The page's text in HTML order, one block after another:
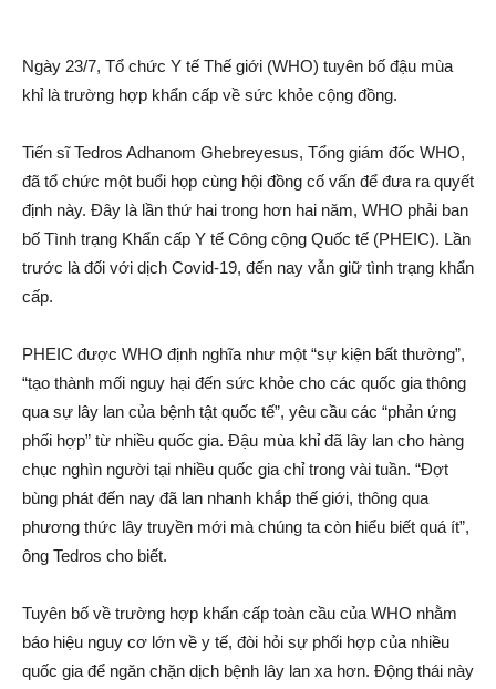
Ngày 23/7, Tổ chức Y tế Thế giới (WHO) tuyên bố đậu mùa
khỉ là trường hợp khẩn cấp về sức khỏe cộng đồng.
Tiến sĩ Tedros Adhanom Ghebreyesus, Tổng giám đốc WHO,
đã tổ chức một buổi họp cùng hội đồng cố vấn để đưa ra quyết
định này. Đây là lần thứ hai trong hơn hai năm, WHO phải ban
bố Tình trạng Khẩn cấp Y tế Công cộng Quốc tế (PHEIC). Lần
trước là đối với dịch Covid-19, đến nay vẫn giữ tình trạng khẩn
cấp.
PHEIC được WHO định nghĩa như một “sự kiện bất thường”,
“tạo thành mối nguy hại đến sức khỏe cho các quốc gia thông
qua sự lây lan của bệnh tật quốc tế”, yêu cầu các “phản ứng
phối hợp” từ nhiều quốc gia. Đậu mùa khỉ đã lây lan cho hàng
chục nghìn người tại nhiều quốc gia chỉ trong vài tuần. “Đợt
bùng phát đến nay đã lan nhanh khắp thế giới, thông qua
phương thức lây truyền mới mà chúng ta còn hiểu biết quá ít”,
ông Tedros cho biết.
Tuyên bố về trường hợp khẩn cấp toàn cầu của WHO nhằm
báo hiệu nguy cơ lớn về y tế, đòi hỏi sự phối hợp của nhiều
quốc gia để ngăn chặn dịch bệnh lây lan xa hơn. Động thái này